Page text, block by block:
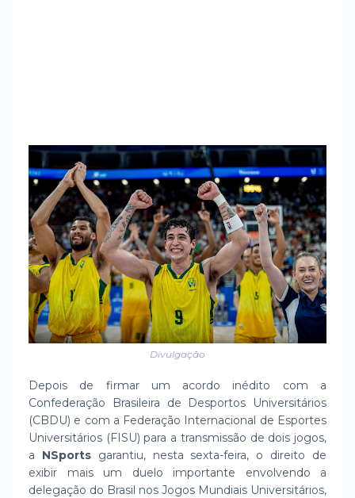
Divulgação
Depois de firmar um acordo inédito com a
Confederação Brasileira de Desportos Universitários
(CBDU) e com a Federação Internacional de Esportes
Universitários (FISU) para a transmissão de dois jogos,
a NSportsgarantiu, nesta sexta-feira, o direito de
exibir mais um duelo importante envolvendo a
delegação do Brasil nos Jogos Mundiais Universitários,